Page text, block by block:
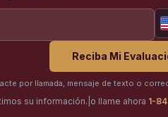
Reciba Mi
por llamada, mensaje de texto o
su información. o llame ahora 1-